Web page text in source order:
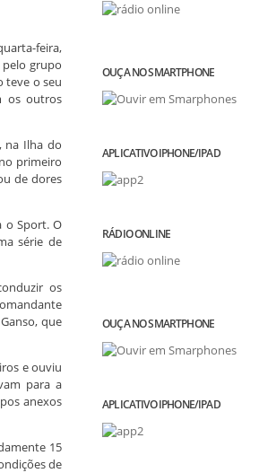
feira,
grupo
teve o seu
os outros
na Ilha do
primeiro
de dores
o Sport. O
série de
os
que
e ouviu
para a
anexos
15
de
OUÇA NO SMARTPHONE
APLICATIVO IPHONE/IPAD
RÁDIO ONLINE
OUÇA NO SMARTPHONE
APLICATIVO IPHONE/IPAD